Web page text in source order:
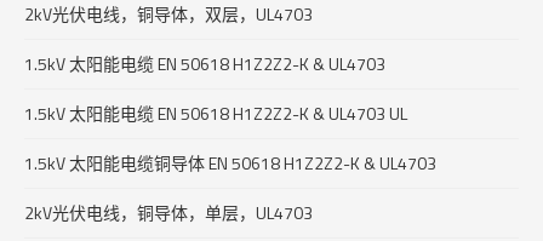
2kV光伏电线，铜导体，双层，UL4703
1.5kV 太阳能电缆 EN 50618 H1Z2Z2-K & UL4703
1.5kV 太阳能电缆 EN 50618 H1Z2Z2-K & UL4703 UL
1.5kV 太阳能电缆铜导体 EN 50618 H1Z2Z2-K & UL4703
2kV光伏电线，铜导体，单层，UL4703